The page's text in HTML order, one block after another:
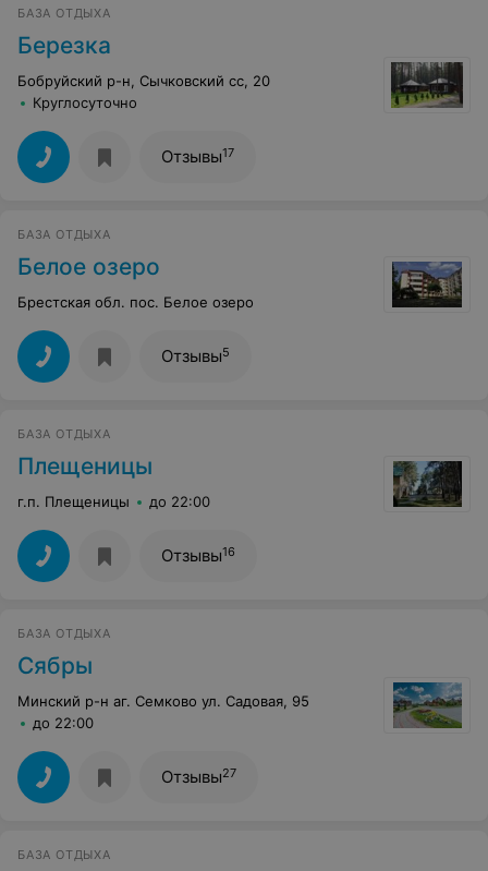
БАЗА ОТДЫХА
Березка
Бобруйский р-н, Сычковский сс, 20
Круглосуточно
Отзывы17
БАЗА ОТДЫХА
Белое озеро
Брестская обл. пос. Белое озеро
Отзывы5
БАЗА ОТДЫХА
Плещеницы
г.п. Плещеницы до 22:00
Отзывы16
БАЗА ОТДЫХА
Сябры
Минский р-н аг. Семково ул. Садовая, 95
до 22:00
Отзывы27
БАЗА ОТДЫХА